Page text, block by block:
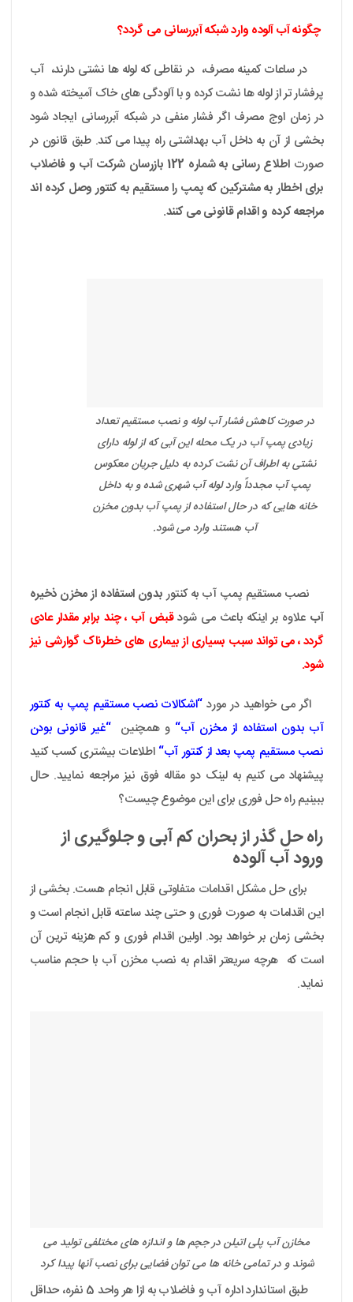
چگونه آب آلوده وارد شبکه آبررسانی می گردد؟
در ساعات کمینه مصرف، در نقاطی که لوله ها نشتی دارند، آب
پرفشار تر از لوله ها نشت کرده و با آلودگی های خاک آمیخته شده و
در زمان اوج مصرف اگر فشار منفی در شبکه آبررسانی ایجاد شود
بخشی از آن به داخل آب بهداشتی راه پیدا می کند. طبق قانون در
صورت
اطلاع رسانی به شماره 122 بازرسان شرکت آب و فاضلاب
برای اخطار به مشترکین که پمپ را مستقیم به کنتور وصل کرده اند
مراجعه کرده و اقدام قانونی می کنند.
در صورت کاهش فشار آب لوله و نصب مستقیم تعداد
زیادی پمپ آب در یک محله این آبی که از لوله دارای
نشتی به اطراف آن نشت کرده به دلیل جریان معکوس
پمپ آب مجدداً وارد لوله آب شهری شده و به داخل
خانه هایی که در حال استفاده از پمپ آب بدون مخزن
آب هستند وارد می شود.
نصب مستقیم پمپ آب به کنتوربدون استفاده از مخزن ذخیره
آبعلاوه بر اینکه باعث می شود قبض آب ، چند برابر مقدار عادی
گردد ، می تواند سبب بسیاری از بیماری های خطرناک گوارشی نیز
شود.
اگر می خواهید در مورد“اشکالات نصب مستقیم پمپ به کنتور
آب بدون استفاده از مخزن آب“و همچنین “غیر قانونی بودن
نصب مستقیم پمپ بعد از کنتور آب“اطلاعات بیشتری کسب کنید
پیشنهاد می کنیم به لینک دو مقاله فوق نیز مراجعه نمایید. حال
ببینیم راه حل فوری برای این موضوع چیست؟
راه حل گذر از بحران کم آبی و جلوگیری از
ورود آب آلوده
برای حل مشکل اقدامات متفاوتی قابل انجام هست. بخشی از
این اقدامات به صورت فوری و حتی چند ساعته قابل انجام است و
بخشی زمان بر خواهد بود. اولین اقدام فوری و کم هزینه ترین آن
است که هرچه سریعتر اقدام به نصب مخزن آب با حجم مناسب
نماید.
مخازن آب پلی اتیلن در جچم ها و اندازه های مختلفی تولید می
شوند و در تمامی خانه ها می توان فضایی برای نصب آنها پیدا کرد
طبق استاندارد اداره آب و فاضلاب به ازا هر واحد 5 نفره، حداقل